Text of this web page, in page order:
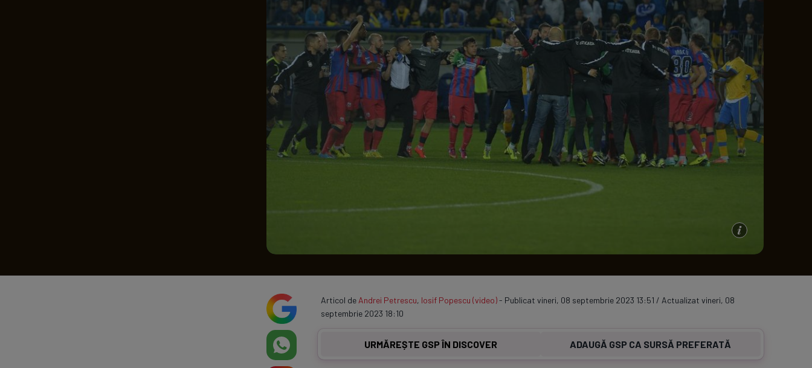
Serie A
Echipe Meciuri Clasament
Program TV
Articol de Andrei Petrescu, Iosif Popescu (video)- Publicat vineri, 08 septembrie 2023 13:51 / Actualizat vineri, 08
septembrie 2023 18:10
URMĂREȘTE GSP ÎN DISCOVER ADAUGĂ GSP CA SURSĂ PREFERATĂ